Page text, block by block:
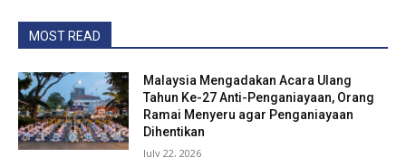
MOST READ
Malaysia Mengadakan Acara Ulang
Tahun Ke-27 Anti-Penganiayaan, Orang
Ramai Menyeru agar Penganiayaan
Dihentikan
July 22, 2026